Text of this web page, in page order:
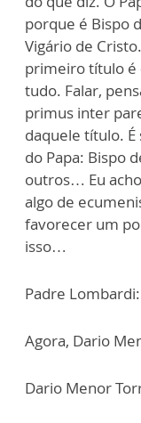
porque é Bispo
Vigário de
primeiro título é
tudo. Falar,
primus inter
daquele título.
do Papa: Bispo
outros… Eu
algo de
favorecer um
isso…
Padre Lombardi:
Agora, Dario
Dario Menor